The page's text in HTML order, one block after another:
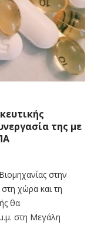
της με
στην
χώρα και τη
θα
στη Μεγάλη